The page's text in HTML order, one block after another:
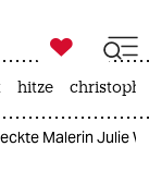

taz zahl ich
hitze
Malerin Julie